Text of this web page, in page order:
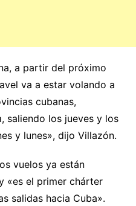
a partir del próximo
va a estar volando a
cubanas,
saliendo los jueves y los
y lunes», dijo Villazón.
vuelos ya están
«es el primer chárter
salidas hacia Cuba».